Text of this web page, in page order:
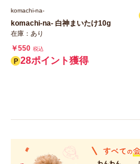
komachi‐na‐
komachi‐na‐ 白神まいたけ10g
在庫：あり
￥550 税込
28ポイント獲得